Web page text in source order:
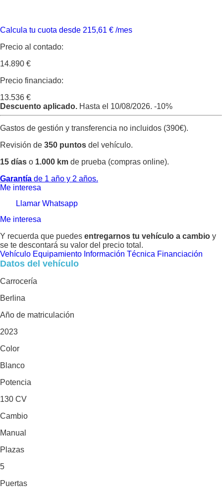
Calcula tu cuota desde 215,61 € /mes
Precio al contado:
14.890 €
Precio financiado:
13.536 €
Descuento aplicado. Hasta el 10/08/2026. -10%
Gastos de gestión y transferencia no incluidos (390€).
Revisión de 350 puntos del vehículo.
15 días o 1.000 km de prueba (compras online).
Garantía de 1 año y 2 años.
Me interesa
Llamar Whatsapp
Me interesa
Y recuerda que puedes entregarnos tu vehículo a cambio y
se te descontará su valor del precio total.
Vehículo Equipamiento Información Técnica Financiación
Datos del vehículo
Carrocería
Berlina
Año de matriculación
2023
Color
Blanco
Potencia
130 CV
Cambio
Manual
Plazas
5
Puertas